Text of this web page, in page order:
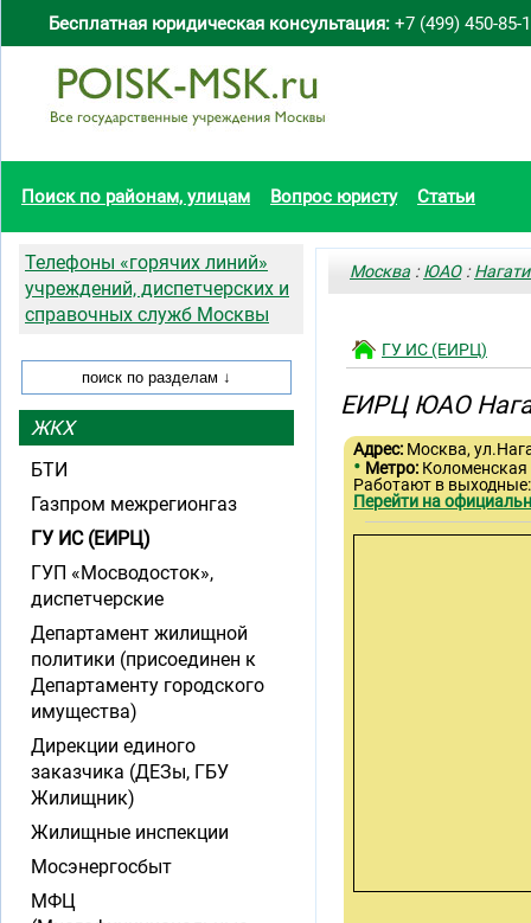
Бесплатная юридическая консультация: +7 (499) 450-85-
Поиск по районам, улицам Вопрос юристу Статьи
Москва :ЮАО:
ГУ ИС (ЕИРЦ)
ЕИРЦ ЮАО
Адрес: Москва,
• Метро: Коломенская
Работают в
Перейти на
Телефоны «горячих линий»
учреждений, диспетчерских и
справочных служб Москвы
ЖКХ
БТИ
Газпром межрегионгаз
ГУ ИС (ЕИРЦ)
ГУП «Мосводосток»,
диспетчерские
Департамент жилищной
политики (присоединен к
Департаменту городского
имущества)
Дирекции единого
заказчика (ДЕЗы, ГБУ
Жилищник)
Жилищные инспекции
Мосэнергосбыт
МФЦ